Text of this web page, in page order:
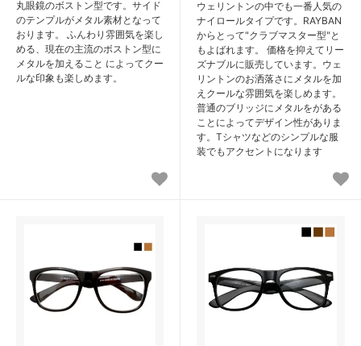
丸眼鏡のボストン型です。サイド
のテンプルがメタル素材となって
おります。 ふんわり雰囲気を楽し
める、現在の主流のボストン型に
メタルを加えること によってクー
ルな印象も楽しめます。
ウェリントンの中でも一番人気の
ナイロールタイプです。RAYBAN
からとって"クラブマスター型"と
もよばれます。 価格を抑えてリー
ズナブルに販売しています。ウェ
リントンのお洒落さにメタルを加
えクールな雰囲気を楽しめます。
普通のブリッジにメタルをがある
ことによってデザイン性がありま
す。Tシャツなどのシンプルな服
装でもアクセントになります